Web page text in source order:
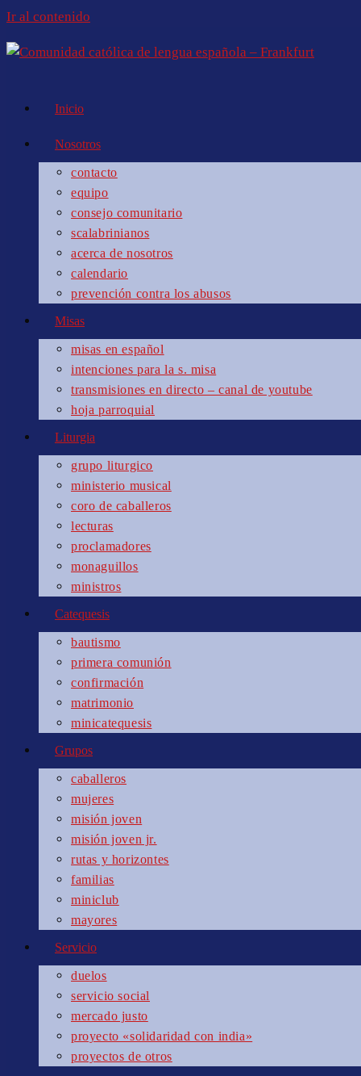
Ir al contenido
Inicio
Nosotros
contacto
equipo
consejo comunitario
scalabrinianos
acerca de nosotros
calendario
prevención contra los abusos
Misas
misas en español
intenciones para la s. misa
transmisiones en directo – canal de youtube
hoja parroquial
Liturgia
grupo liturgico
ministerio musical
coro de caballeros
lecturas
proclamadores
monaguillos
ministros
Catequesis
bautismo
primera comunión
confirmación
matrimonio
minicatequesis
Grupos
caballeros
mujeres
misión joven
misión joven jr.
rutas y horizontes
familias
miniclub
mayores
Servicio
duelos
servicio social
mercado justo
proyecto «solidaridad con india»
proyectos de otros